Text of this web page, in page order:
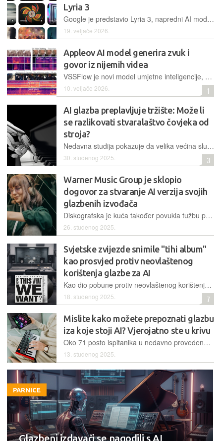
Lyria 3
Google je predstavio Lyria 3, napredni AI model koji korisnicima omogućuje kreiranje visokokvalitetnih glazbenih zapisa pomoću tekstualnih uputa, fotografija ili videozapisa, sve unutar sučelja Gemini AI-ja
19. veljače 2026.
Appleov AI model generira zvuk i
govor iz nijemih videa
VSSFlow je novi model umjetne inteligencije, razvijen u suradnji s Appleom, koji jedinstvenim sustavom generira zvučne efekte i govor iz videozapisa bez zvuka
10. veljače 2026. 1
AI glazba preplavljuje tržište: Može li
se razlikovati stvaralaštvo čovjeka od
stroja?
Nedavna studija pokazuje da velika većina slušatelja ne može razlikovati AI glazbu od one koju su stvorili ljudi. Dok virtualni izvođači osvajaju ljestvice, glazbenici i stručnjaci raspravljaju o etici, autorskim pravima i budućnosti ljudske kreativnosti
30. studenog 2025. 3
Warner Music Group je sklopio
dogovor za stvaranje AI verzija svojih
glazbenih izvođača
Diskografska je kuća također povukla tužbu protiv Sunoa koji će svojim korisnicima uskoro omogućiti stvaranje AI–generirane glazbe korištenjem glasova izvođača koji sudjeluju u WMG-u
26. studenog 2025.
Svjetske zvijezde snimile "tihi album"
kao prosvjed protiv neovlaštenog
korištenja glazbe za AI
Kao dio pobune protiv neovlaštenog korištenja glazbe za treniranje AI modela izdan je potpuno tihi LP, dostupan od veljače besplatno za slušanje, uz bonus "pjesmu" Paula McCartneya te izdanje na vinilu
18. studenog 2025. 7
Mislite kako možete prepoznati glazbu
iza koje stoji AI? Vjerojatno ste u krivu
Oko 71 posto ispitanika u nedavno provedenom istraživanju iznenađeno svojom nemogućnošću razlikovanja pjesama koje su proizveli ljudi od pjesama koje su skladali strojevi.
13. studenog 2025.
PARNICE
Glazbeni izdavači se nagodili s AI